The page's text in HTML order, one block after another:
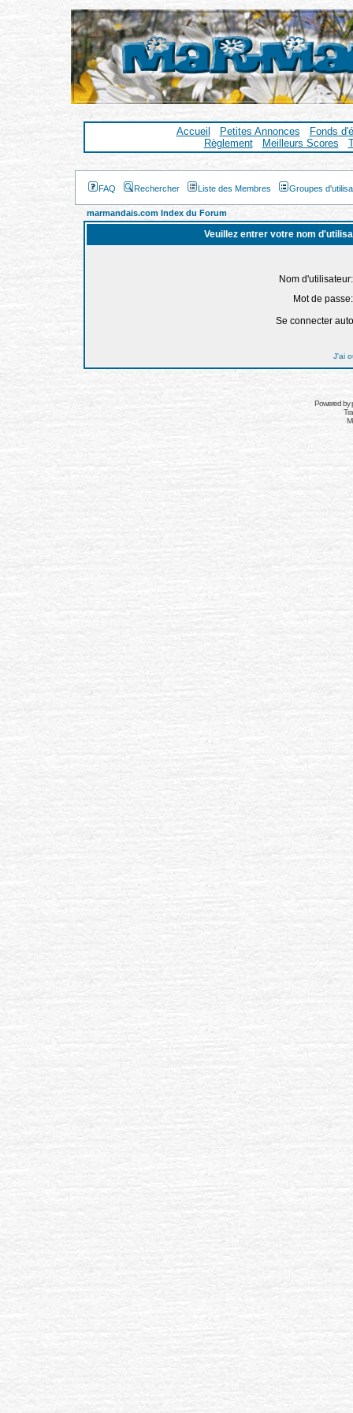
Accueil Petites Annonces
Fonds
Règlement
Meilleurs Scores
FAQ Rechercher Liste des Membres Groupes
marmandais.com Index du Forum
Veuillez entrer votre nom
Nom d'utilisateur:
Mot de passe:
Se connecter
J'ai
Powered by